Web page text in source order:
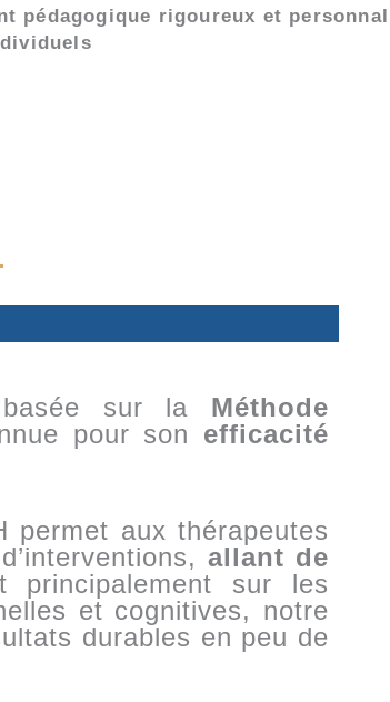
pédagogique rigoureux et
basée sur la Méthode
pour son efficacité
permet aux thérapeutes
allant de
principalement sur les
et cognitives, notre
durables en peu de